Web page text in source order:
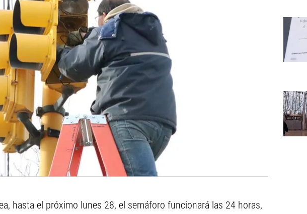
hasta el próximo lunes 28, el semáforo funcionará las 24 horas,